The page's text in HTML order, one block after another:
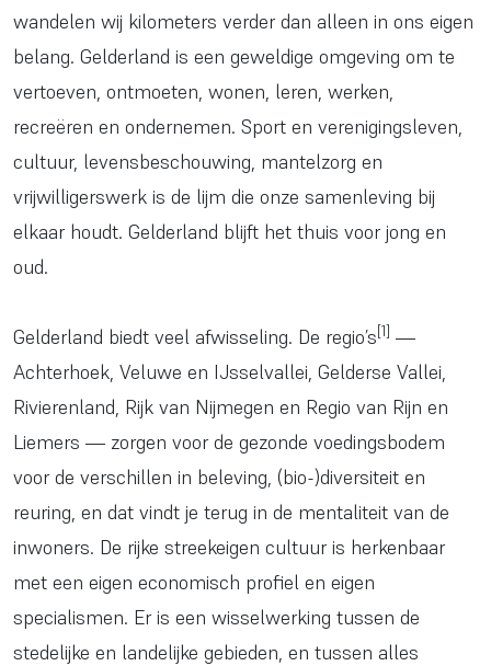
wandelen wij kilometers verder dan alleen in ons eigen
belang. Gelderland is een geweldige omgeving om te
vertoeven, ontmoeten, wonen, leren, werken,
recreëren en ondernemen. Sport en verenigingsleven,
cultuur, levensbeschouwing, mantelzorg en
vrijwilligerswerk is de lijm die onze samenleving bij
elkaar houdt. Gelderland blijft het thuis voor jong en
oud.
Gelderland biedt veel afwisseling. De regio’s[1] —
Achterhoek, Veluwe en IJsselvallei, Gelderse Vallei,
Rivierenland, Rijk van Nijmegen en Regio van Rijn en
Liemers — zorgen voor de gezonde voedingsbodem
voor de verschillen in beleving, (bio-)diversiteit en
reuring, en dat vindt je terug in de mentaliteit van de
inwoners. De rijke streekeigen cultuur is herkenbaar
met een eigen economisch profiel en eigen
specialismen. Er is een wisselwerking tussen de
stedelijke en landelijke gebieden, en tussen alles